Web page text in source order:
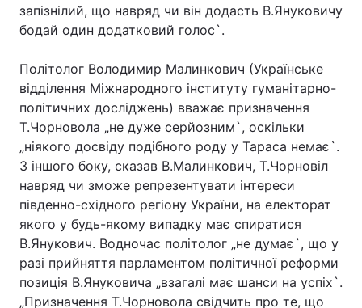
запізнілий, що навряд чи він додасть В.Януковичу
бодай один додатковий голос`.
Політолог Володимир Малинкович (Українське
відділення Міжнародного інституту гуманітарно-
політичних досліджень) вважає призначення
Т.Чорновола „не дуже серйозним`, оскільки
„ніякого досвіду подібного роду у Тараса немає`.
З іншого боку, сказав В.Малинкович, Т.Чорновіл
навряд чи зможе репрезентувати інтереси
південно-східного регіону України, на електорат
якого у будь-якому випадку має спиратися
В.Янукович. Водночас політолог „не думає`, що у
разі прийняття парламентом політичної реформи
позиція В.Януковича „взагалі має шанси на успіх`.
„Призначення Т.Чорновола свідчить про те, що